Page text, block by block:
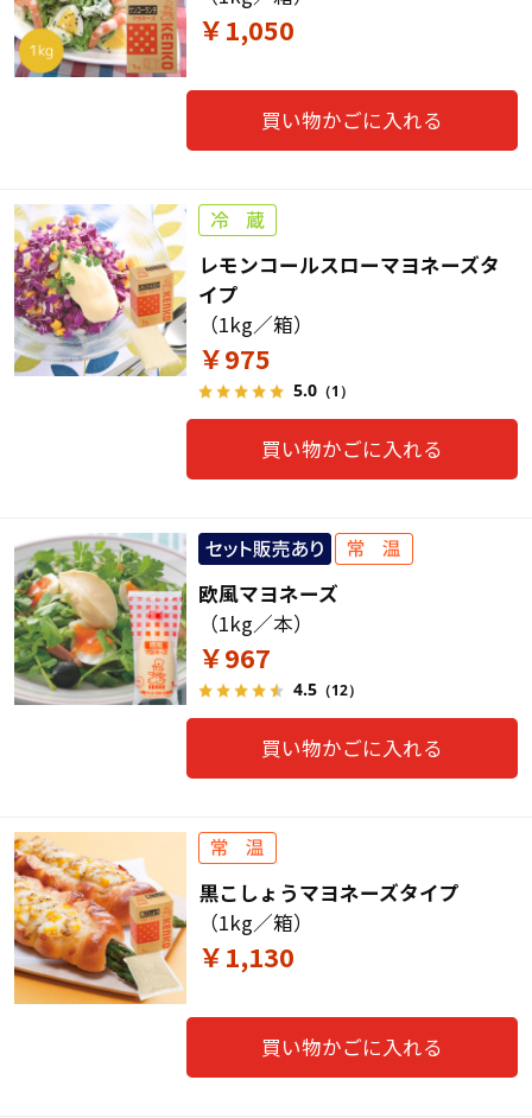
￥1,050
買い物かごに入れる
レモンコールスローマヨネーズタ
イプ
（1kg／箱）
￥975
5.0（1）
買い物かごに入れる
欧風マヨネーズ
（1kg／本）
￥967
4.5（12）
買い物かごに入れる
黒こしょうマヨネーズタイプ
（1kg／箱）
￥1,130
買い物かごに入れる